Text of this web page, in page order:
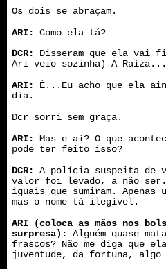
Os dois se abraçam.
ARI:
Como ela tá?
DCR:
Disseram que ela vai
Ari veio sozinha) A
ARI:
É...Eu acho que ela
dia.
Dcr sorri sem graça.
ARI:
Mas e aí? O que
pode ter feito isso?
DCR:
A polícia suspeita de
valor foi levado, a não
iguais que sumiram. Apenas
mas o nome tá ilegível.
ARI (coloca as mãos nos
surpresa):
Alguém quase
frascos? Não me diga que
juventude, da fortuna, algo